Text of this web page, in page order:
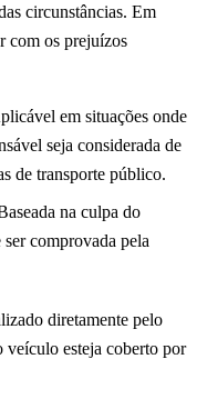
circunstâncias. Em
com os prejuízos
em situações onde
seja considerada de
de transporte público.
na culpa do
comprovada pela
diretamente pelo
veículo esteja coberto por